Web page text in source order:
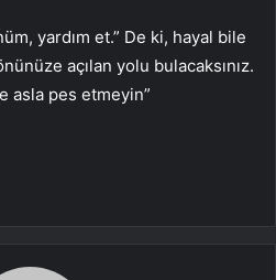
yardım et.” De ki, hayal bile
açılan yolu bulacaksınız.
asla pes etmeyin”